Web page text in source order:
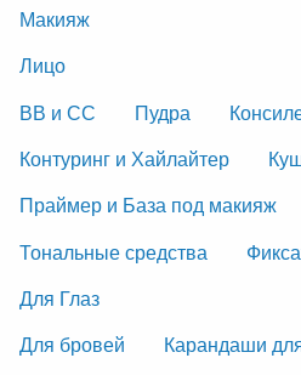
Макияж
Лицо
ВВ и СС
Пудра
Контуринг и Хайлайтер
Праймер и База под макияж
Тональные средства
Для Глаз
Для бровей
Карандаши